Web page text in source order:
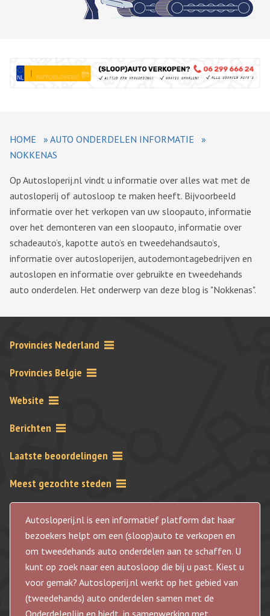
HOME » AUTO ONDERDELEN INFORMATIE
»
NOKKENAS
Op Autosloperij.nl vindt u informatie over alles wat met de
autosloperij of autosloop te maken heeft. Bijvoorbeeld
informatie over het verkopen van uw sloopauto, informatie
over het demonteren van een sloopauto, informatie over
schadeauto’s, kapotte auto’s en tweedehandsauto’s,
informatie over autosloperijen, autodemontagebedrijven en
autoslopen en informatie over gebruikte en tweedehands
auto onderdelen. Het onderwerp van deze blog is "Nokkenas".
Provincies Nederland
Provincies Belgie
Website
Berichten
Laatste beoordelingen
Meest gezochte steden
Autosloperij.nl is een informatief platform dat haar
bezoekers helpt om een (sloop)auto te verkopen en
om tweedehands auto onderdelen aan te schaffen. U
kunt op zoek naar een autosloop die bij u past. Kiest u
voor gemak? Autosloperij.nl werkt op het gebied van
(tweedehands) auto onderdelen samen met de